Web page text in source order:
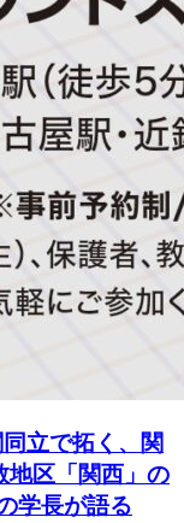
立で拓く、関
地区「関西」の
学長が語る